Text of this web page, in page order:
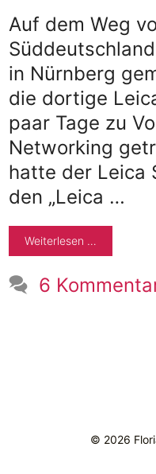
Auf dem Weg
in Nürnberg
die dortige
paar Tage zu
Networking
hatte der Leica
den „Leica …
Weiterlesen …
6
© 2026